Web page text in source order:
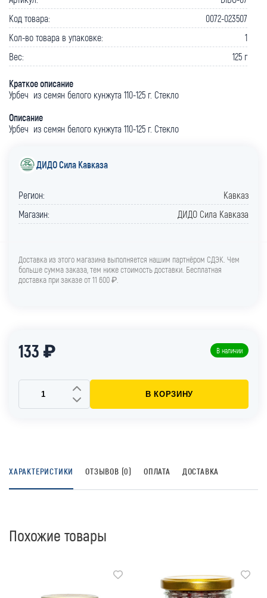
Код товара:
0072-023507
Кол-во товара в упаковке:
1
Вес:
125 г
Краткое описание
Урбеч из семян белого кунжута 110-125 г. Стекло
Описание
Урбеч из семян белого кунжута 110-125 г. Стекло
ДИДО Сила Кавказа
Регион:
Кавказ
Магазин:
ДИДО Сила Кавказа
Доставка из этого магазина выполняется нашим партнёром СДЭК. Чем
больше сумма заказа, тем ниже стоимость доставки. Бесплатная
доставка при заказе от 11 600 ₽.
133 ₽ В наличии
В КОРЗИНУ
ХАРАКТЕРИСТИКИ ОТЗЫВОВ (0) ОПЛАТА ДОСТАВКА
Похожие товары